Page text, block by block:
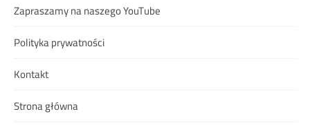
Zapraszamy na naszego YouTube
Polityka prywatności
Kontakt
Strona główna